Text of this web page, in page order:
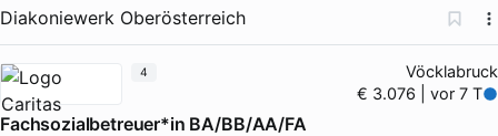
Diakoniewerk Oberösterreich
Vöcklabruck
€ 3.076 | vor 7 T
Fachsozialbetreuer*in BA/BB/AA/FA
4